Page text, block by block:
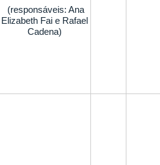
(responsáveis: Ana
Elizabeth Fai e Rafael
Cadena)